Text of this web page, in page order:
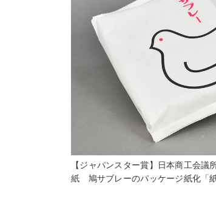
【ジャパンスター賞】日本商工会
紙 鳩サブレーのパッケージ紙化「紙